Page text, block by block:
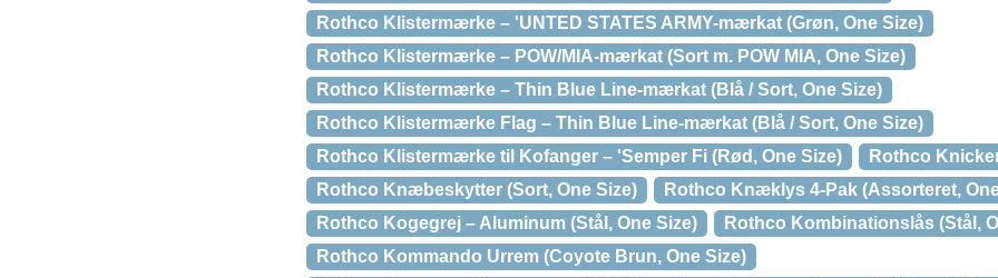
Rothco Klistermærke – 'UNTED STATES ARMY-mærkat (Grøn, One Size)
Rothco Klistermærke – POW/MIA-mærkat (Sort m. POW MIA, One Size)
Rothco Klistermærke – Thin Blue Line-mærkat (Blå / Sort, One Size)
Rothco Klistermærke Flag – Thin Blue Line-mærkat (Blå / Sort, One Size)
Rothco Klistermærke til Kofanger – 'Semper Fi (Rød, One Size)
Rothco
Rothco Knæbeskytter (Sort, One Size)
Rothco Knæklys 4-Pak (Assorteret,
Rothco Kogegrej – Aluminum (Stål, One Size)
Rothco Kombinationslås (Stål,
Rothco Kommando Urrem (Coyote Brun, One Size)